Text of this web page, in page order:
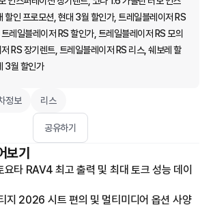
할인 프로모션, 현대 3월 할인가, 트레일블레이저 RS
레일블레이저 RS 할인가, 트레일블레이저 RS 모의
RS 장기렌트, 트레일블레이저 RS 리스, 쉐보레 할
3월 할인가
정보 리스
공유하기
보기
타 RAV4 최고 출력 및 최대 토크 성능 데이
지 2026 시트 편의 및 멀티미디어 옵션 사양